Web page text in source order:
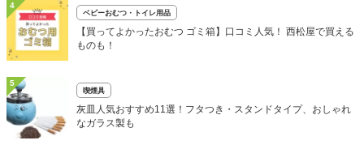
4
ベビーおむつ・トイレ用品
【買ってよかったおむつ ゴミ箱】口コミ人気！ 西松屋で買える
ものも！
5
喫煙具
灰皿人気おすすめ11選！フタつき・スタンドタイプ、おしゃれ
なガラス製も